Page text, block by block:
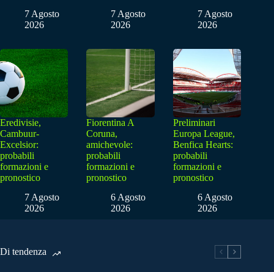
7 Agosto
2026
7 Agosto
2026
7 Agosto
2026
Eredivisie,
Cambuur-
Excelsior:
probabili
formazioni e
pronostico
7 Agosto
2026
Fiorentina A
Coruna,
amichevole:
probabili
formazioni e
pronostico
6 Agosto
2026
Preliminari
Europa League,
Benfica Hearts:
probabili
formazioni e
pronostico
6 Agosto
2026
Di tendenza